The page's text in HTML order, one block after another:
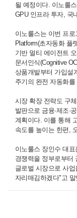
될 예정이다. 이노룰
GPU 인프라 투자, 국
이노룰스는 이번 프로
Platform(초자동화 플
기반 멀티 에이전트
문서인식(Cognitive
상품개발부터 가입설
주기의 완전 자동화를
시장 확장 전략도 구
발판으로 금융·제조·
계획이다. 이를 통해
속도를 높이는 한편,
이노룰스 장인수 대
경쟁력을 정부로부터
글로벌 시장으로 사
자리매김하겠다"고